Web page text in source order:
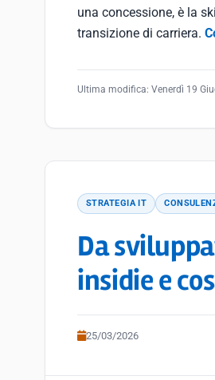
una concessione, è la
transizione di carriera.
Ultima modifica: Venerdì 19
STRATEGIA IT
Da
insidie e
25/03/2026